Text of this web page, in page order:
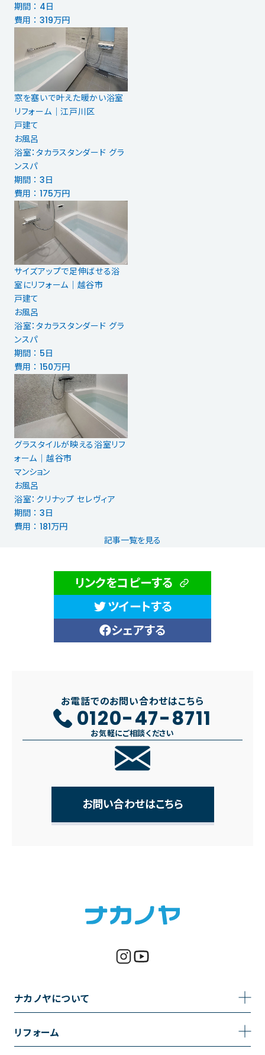
期間 ： 4日
費用 ： 319万円
窓を塞いで叶えた暖かい浴室
リフォーム｜江戸川区
戸建て
お風呂
浴室：タカラスタンダード グラ
ンスパ
期間 ： 3日
費用 ： 175万円
サイズアップで足伸ばせる浴
室にリフォーム｜越谷市
戸建て
お風呂
浴室：タカラスタンダード グラ
ンスパ
期間 ： 5日
費用 ： 150万円
グラスタイルが映える浴室リフ
ォーム│越谷市
マンション
お風呂
浴室：クリナップ セレヴィア
期間 ： 3日
費用 ： 181万円
記事一覧を見る
リンクをコピーする
ツイートする
シェアする
お電話でのお問い合わせはこちら
0120-47-8711
お気軽にご相談ください
お問い合わせはこちら
ナカノヤについて
事業内容
リフォーム